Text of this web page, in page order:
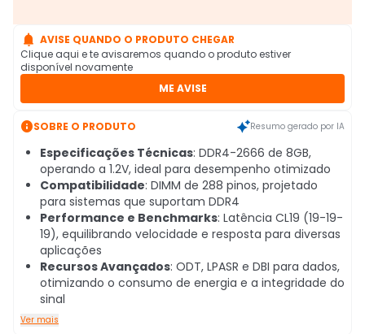
 AVISE QUANDO O PRODUTO CHEGAR
Clique aqui e te avisaremos quando o produto estiver
disponível novamente
ME AVISE
SOBRE O PRODUTO Resumo gerado por IA
Especificações Técnicas: DDR4-2666 de 8GB,
operando a 1.2V, ideal para desempenho otimizado
Compatibilidade: DIMM de 288 pinos, projetado
para sistemas que suportam DDR4
Performance e Benchmarks: Latência CL19 (19-19-
19), equilibrando velocidade e resposta para diversas
aplicações
Recursos Avançados: ODT, LPASR e DBI para dados,
otimizando o consumo de energia e a integridade do
sinal
Ver mais